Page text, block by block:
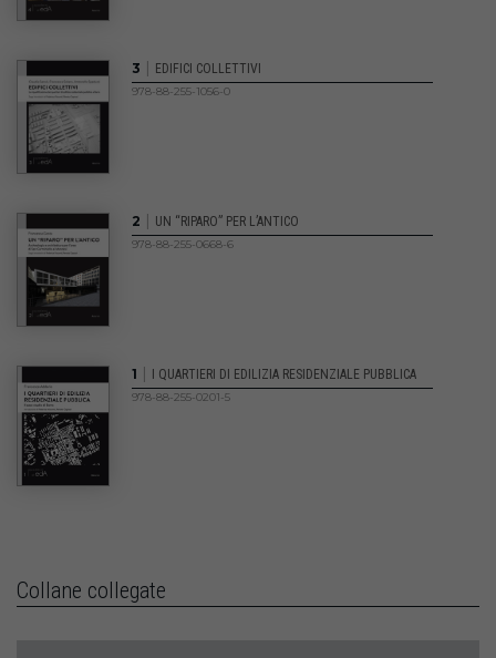
3 | EDIFICI COLLETTIVI
978-88-255-1056-0
2 | UN “RIPARO” PER L’ANTICO
978-88-255-0668-6
1 | I QUARTIERI DI EDILIZIA RESIDENZIALE PUBBLICA
978-88-255-0201-5
Collane collegate